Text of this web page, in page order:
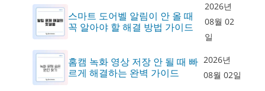
스마트 도어벨 알림이 안 올 때
꼭 알아야 할 해결 방법 가이드
2026년
08월 02
일
홈캠 녹화 영상 저장 안 될 때 빠
르게 해결하는 완벽 가이드
2026년
08월 02일